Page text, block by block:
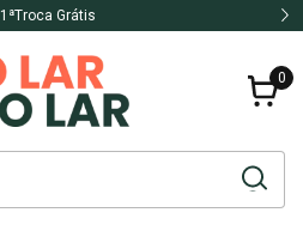
1ªTroca Grátis
0